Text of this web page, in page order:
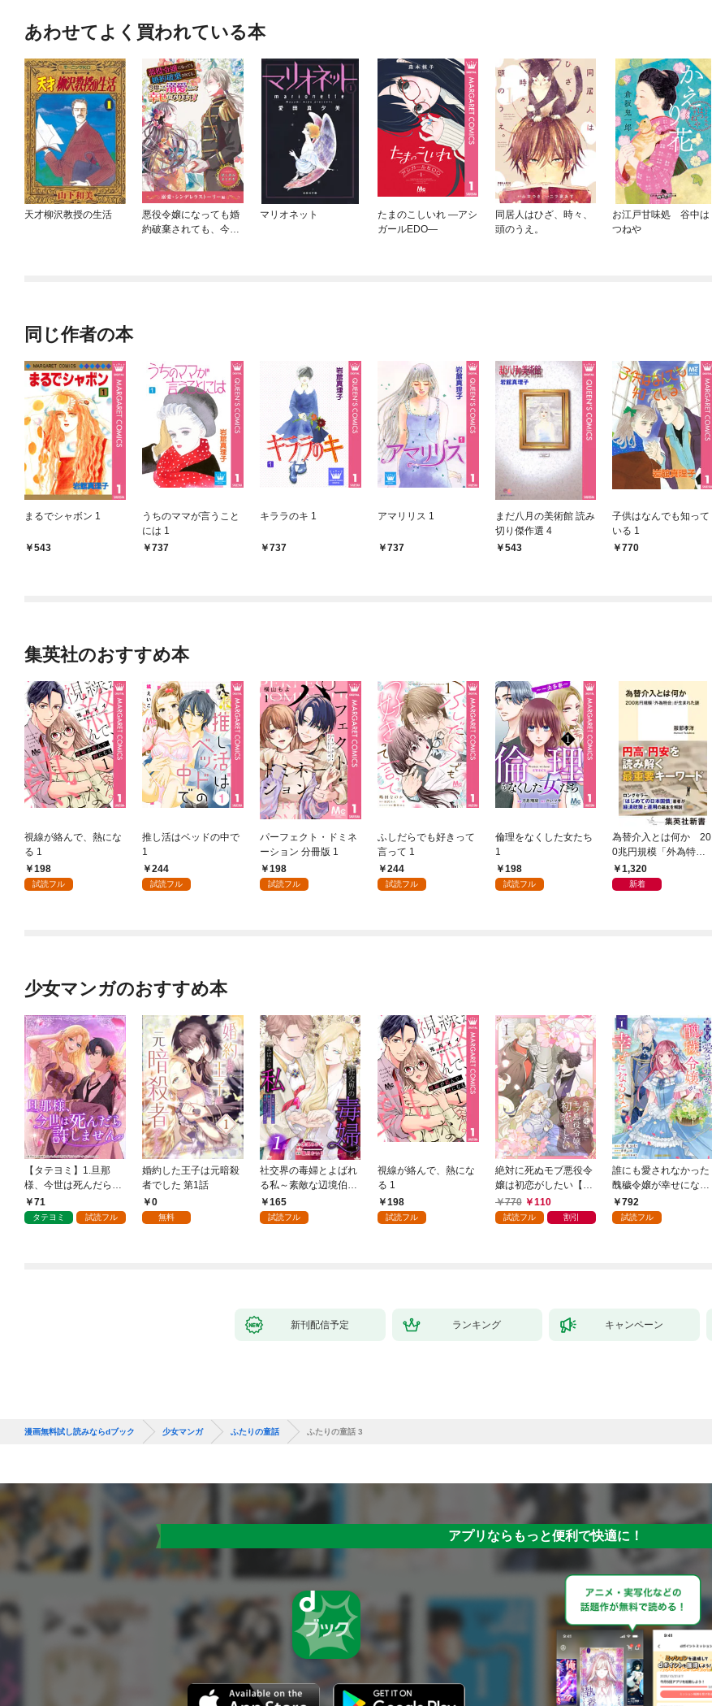
あわせてよく買われている本
天才柳沢教授の生活
悪役令嬢になっても婚
約破棄されても、今度
マリオネット
たまのこしいれ —アシ
ガールEDO—
同居人はひざ、時々、
頭のうえ。
お江戸甘味処 谷中は
つねや
同じ作者の本
まるでシャボン 1
543
うちのママが言うこと
には 1
737
キララのキ 1
737
アマリリス 1
737
まだ八月の美術館 読み
切り傑作選 4
543
子供はなんでも知って
いる 1
770
集英社のおすすめ本
視線が絡んで、熱にな
る 1
198
試読フル
推し活はベッドの中で
1
244
試読フル
パーフェクト・ドミネ
ーション 分冊版 1
198
試読フル
ふしだらでも好きって
言って 1
244
試読フル
倫理をなくした女たち
1
198
試読フル
為替介入とは何か 20
0兆円規模「外為特
会」が生まれた謎
1,320
新着
少女マンガのおすすめ本
【タテヨミ】1.旦那
様、今世は死んだら許
しません
71
タテヨミ 試読フル
婚約した王子は元暗殺
者でした 第1話
0
無料
社交界の毒婦とよばれ
る私～素敵な辺境伯令
息に腕を折られたの
で、責任とってもらい
165
試読フル
視線が絡んで、熱にな
る 1
198
試読フル
絶対に死ぬモブ悪役令
嬢は初恋がしたい【単
行本版】 1巻
770 110
試読フル 割引
誰にも愛されなかった
醜穢令嬢が幸せになる
まで 1
792
試読フル
新刊配信予定 ランキング キャンペーン
漫画無料試し読みならdブック 少女マンガ ふたりの童話 ふたりの童話 3
アプリならもっと便利で快適に！